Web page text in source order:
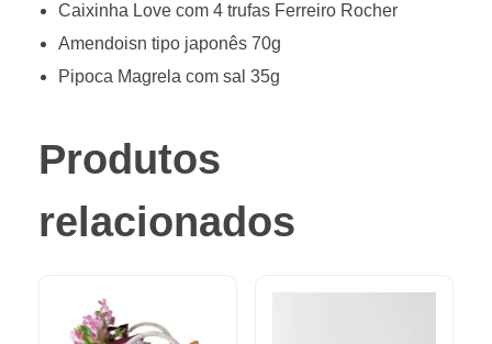
Caixinha Love com 4 trufas Ferreiro Rocher
Amendoisn tipo japonês 70g
Pipoca Magrela com sal 35g
Produtos
relacionados